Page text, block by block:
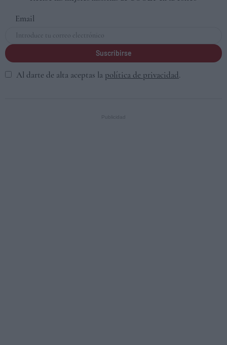
Email
Suscribirse
Al darte de alta aceptas la política de privacidad.